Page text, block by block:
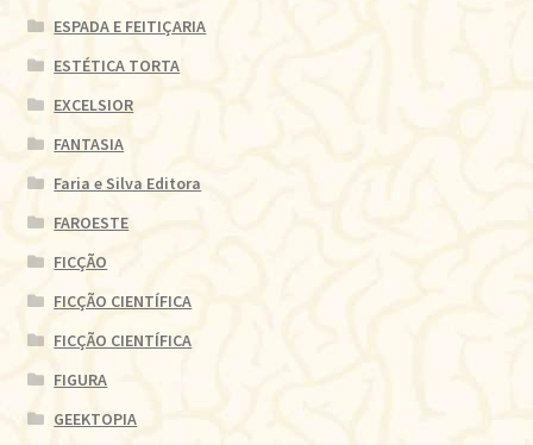
ESPADA E FEITIÇARIA
ESTÉTICA TORTA
EXCELSIOR
FANTASIA
Faria e Silva Editora
FAROESTE
FICÇÃO
FICÇÃO CIENTÍFICA
FICÇÃO CIENTÍFICA
FIGURA
GEEKTOPIA